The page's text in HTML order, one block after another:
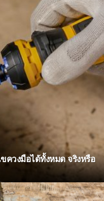
ควงมือได้ทั้งหมด จริงหรือ